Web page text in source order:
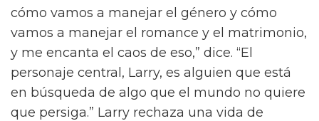
elección de Song, ofrece una teoría
interesante. “[El amor] no es un regalo que
dar”, dice. “No es algo que tomar, sino algo
que hacemos.” El libro ahora lo recomienda a
menudo. “Cuando alguien me pregunta, ‘Oh,
quiero saber más sobre el amor, quiero